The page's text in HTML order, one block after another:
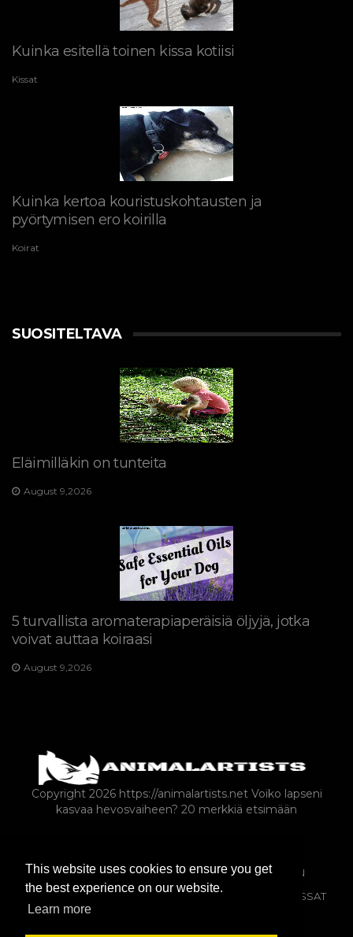
This website uses cookies to ensure you get
the best experience on our website.
Learn more
Kuinka esitellä toinen kissa kotiisi
Kissat
Kuinka kertoa kouristuskohtausten ja
pyörtymisen ero koirilla
Koirat
SUOSITELTAVA
Eläimilläkin on tunteita
August 9,2026
5 turvallista aromaterapiaperäisiä öljyjä, jotka
voivat auttaa koiraasi
August 9,2026
Copyright 2026 https://animalartists.net Voiko lapseni
kasvaa hevosvaiheen? 20 merkkiä etsimään
MATELIJAT JA SAMMAKKOELÄIMET
SEKALAINEN
VILLIELÄIMET
EKSOOTTISET LEMMIKKIELÄIMET
KISSAT